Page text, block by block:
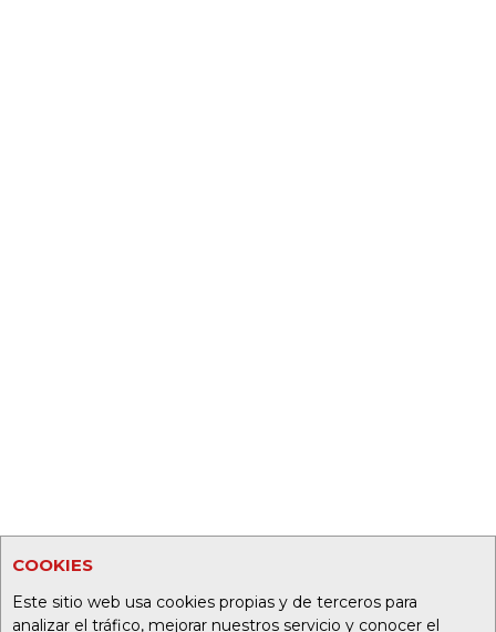
COOKIES
Este sitio web usa cookies propias y de terceros para
analizar el tráfico, mejorar nuestros servicio y conocer el